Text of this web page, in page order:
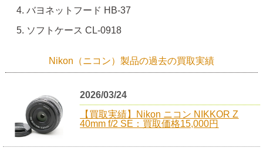
バヨネットフード HB-37
ソフトケース CL-0918
Nikon（ニコン）製品の過去の買取実績
2026/03/24
【買取実績】Nikon ニコン NIKKOR Z
40mm f/2 SE：買取価格15,000円